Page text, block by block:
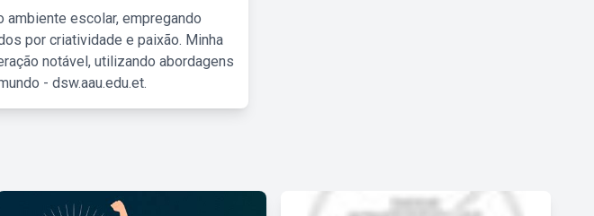
ambiente escolar, empregando
por criatividade e paixão. Minha
notável, utilizando abordagens
- dsw.aau.edu.et.